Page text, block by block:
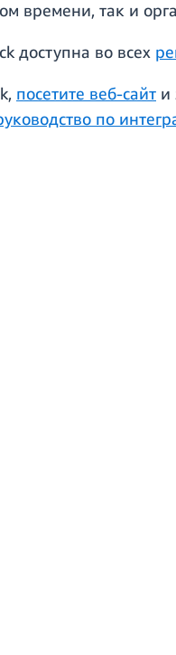
времени, так и
доступна во всех
посетите веб-сайт и
по